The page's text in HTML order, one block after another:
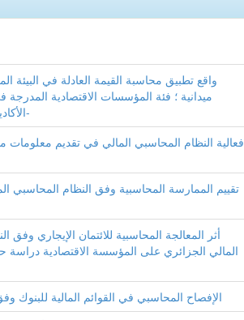
واقع تطبيق محاسبة القيمة العادلة في البيئة
ميدانية ؛ فئة المؤسسات الاقتصادية المدرجة
الأكاديميين والمهنيين المحاسبين-
فعالية النظام المحاسبي المالي في تقديم معلومات
تقييم الممارسة المحاسبية وفق النظام المحاسبي
المالي الجزائري على المؤسسة الاقتصادية دراسة
الإفصاح المحاسبي في القوائم المالية للبنوك